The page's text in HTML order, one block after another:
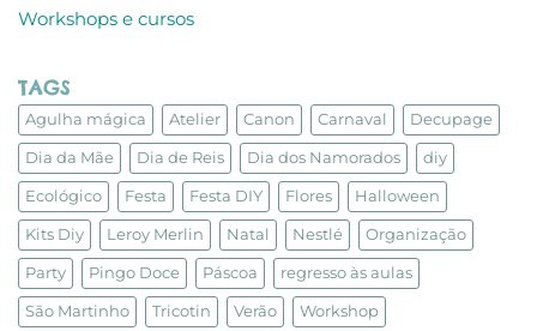
Workshops e cursos
TAGS
Agulha mágica Atelier Canon Carnaval Decupage
Dia da Mãe Dia de Reis Dia dos Namorados diy
Ecológico Festa Festa DIY Flores Halloween
Kits Diy Leroy Merlin Natal Nestlé Organização
Party Pingo Doce Páscoa regresso às aulas
São Martinho Tricotin Verão Workshop